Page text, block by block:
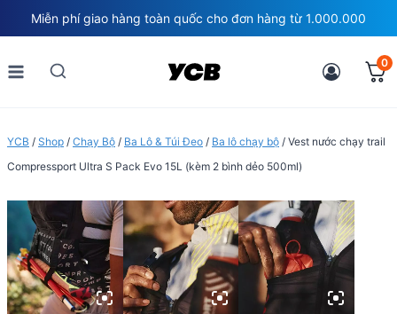
to
content
Miễn phí giao hàng toàn quốc cho đơn hàng từ 1.000.000
0
YCB / Shop / Chạy Bộ / Ba Lô & Túi Đeo / Ba lô chạy bộ / Vest nước chạy trail
Compressport Ultra S Pack Evo 15L (kèm 2 bình dẻo 500ml)